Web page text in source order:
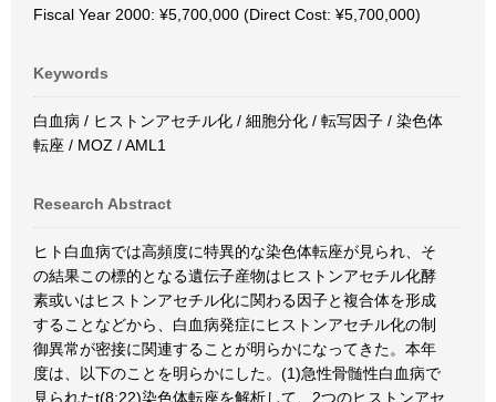
Fiscal Year 2000: ¥5,700,000 (Direct Cost: ¥5,700,000)
Keywords
白血病 / ヒストンアセチル化 / 細胞分化 / 転写因子 / 染色体
転座 / MOZ / AML1
Research Abstract
ヒト白血病では高頻度に特異的な染色体転座が見られ、そ
の結果この標的となる遺伝子産物はヒストンアセチル化酵
素或いはヒストンアセチル化に関わる因子と複合体を形成
することなどから、白血病発症にヒストンアセチル化の制
御異常が密接に関連することが明らかになってきた。本年
度は、以下のことを明らかにした。(1)急性骨髄性白血病で
見られたt(8;22)染色体転座を解析して、2つのヒストンアセ